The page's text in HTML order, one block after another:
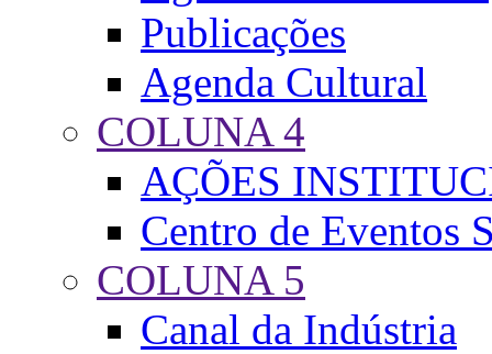
Publicações
Agenda Cultural
COLUNA 4
AÇÕES
Centro de Eventos
COLUNA 5
Canal da Indústria